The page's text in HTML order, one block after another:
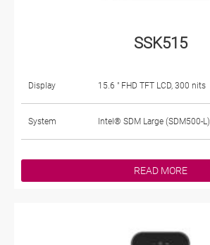
SSK515
Display 15.6 " FHD TFT LCD, 300 nits
System Intel® SDM Large (SDM500-L)
READ MORE